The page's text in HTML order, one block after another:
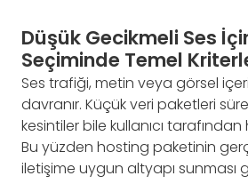
Düşük Gecikmeli Ses
Seçiminde Temel
Ses trafiği, metin veya görsel
davranır. Küçük veri paketleri
kesintiler bile kullanıcı
Bu yüzden hosting paketinin
iletişime uygun altyapı sunması